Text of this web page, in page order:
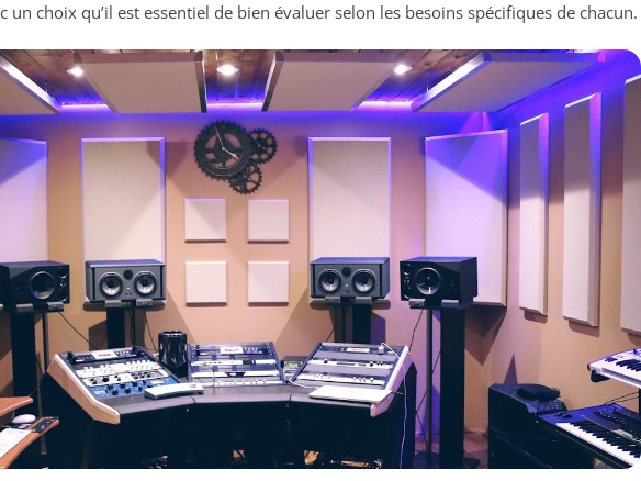
un choix qu’il est essentiel de bien évaluer selon les besoins spécifiques de chacun.